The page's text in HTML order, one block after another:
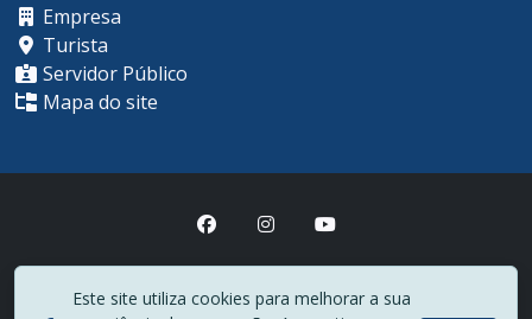
Empresa
Turista
Servidor Público
Mapa do site
(19) 3403-1000
Este site utiliza cookies para melhorar a sua